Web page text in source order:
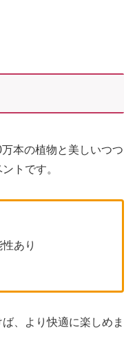
本の植物と美しいつつ
トです。
あり
、より快適に楽しめま